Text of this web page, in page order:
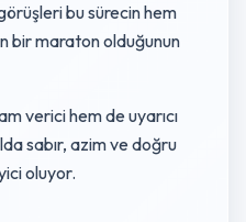
bu sürecin hem
bir maraton olduğunun
verici hem de uyarıcı
sabır, azim ve doğru
oluyor.